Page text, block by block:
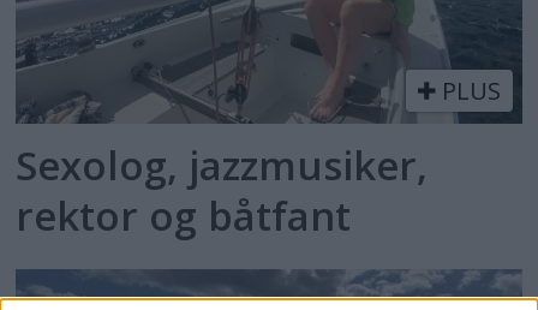
PLUS
Sexolog, jazzmusiker,
rektor og båtfant